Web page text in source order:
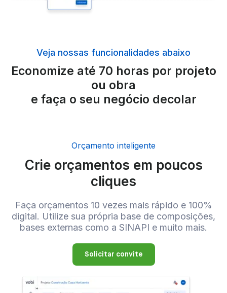
Veja nossas funcionalidades abaixo
Economize até 70 horas por projeto
ou obra
e faça o seu negócio decolar
Orçamento inteligente
Crie orçamentos em poucos
cliques
Faça orçamentos 10 vezes mais rápido e 100%
digital. Utilize sua própria base de composições,
bases externas como a SINAPI e muito mais.
Solicitar convite